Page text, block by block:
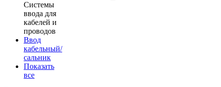
Системы
ввода для
кабелей и
проводов
Ввод
кабельный/
сальник
Показать
все